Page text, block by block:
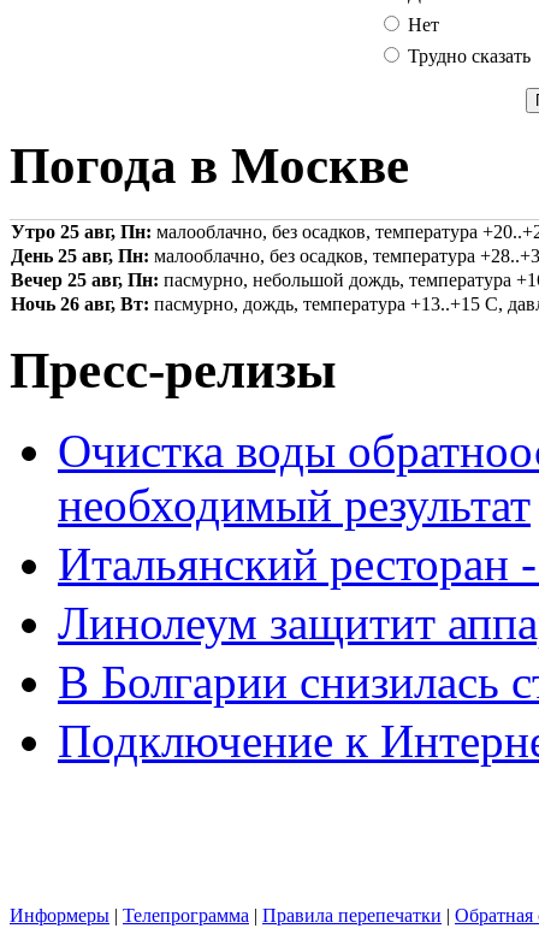
Нет
Трудно сказать
Погода в Москве
Утро 25 авг, Пн: малооблачно, без осадков, температура
День 25 авг, Пн: малооблачно, без осадков, температура
Вечер 25 авг, Пн: пасмурно, небольшой дождь, температура
Ночь 26 авг, Вт: пасмурно, дождь, температура +13..+15 С,
Пресс-релизы
Очистка воды
необходимый результат
Итальянский
Линолеум защитит
В Болгарии снизилась
Подключение к
Информеры | Телепрограмма | Правила перепечатки | Обратная